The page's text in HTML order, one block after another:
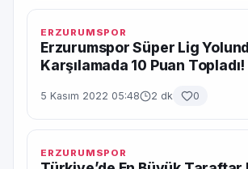
ERZURUMSPOR
Erzurumspor Süper Lig
Karşılamada 10 Puan Topladı!
5 Kasım 2022 05:48 2 dk 0
ERZURUMSPOR